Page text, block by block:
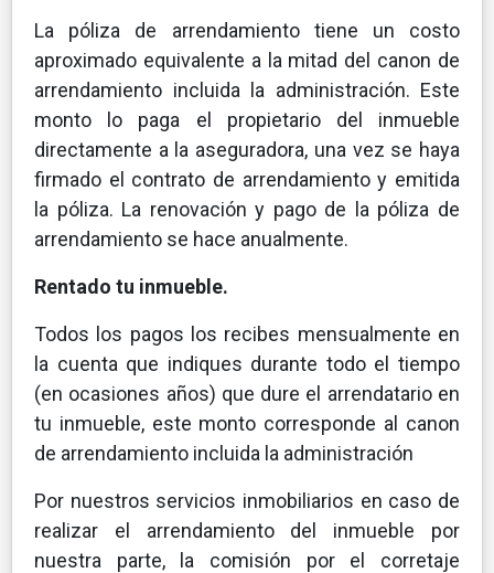
La póliza de arrendamiento tiene un costo
aproximado equivalente a la mitad del canon de
arrendamiento incluida la administración. Este
monto lo paga el propietario del inmueble
directamente a la aseguradora, una vez se haya
firmado el contrato de arrendamiento y emitida
la póliza. La renovación y pago de la póliza de
arrendamiento se hace anualmente.
Rentado tu inmueble.
Todos los pagos los recibes mensualmente en
la cuenta que indiques durante todo el tiempo
(en ocasiones años) que dure el arrendatario en
tu inmueble, este monto corresponde al canon
de arrendamiento incluida la administración
Por nuestros servicios inmobiliarios en caso de
realizar el arrendamiento del inmueble por
nuestra parte, la comisión por el corretaje